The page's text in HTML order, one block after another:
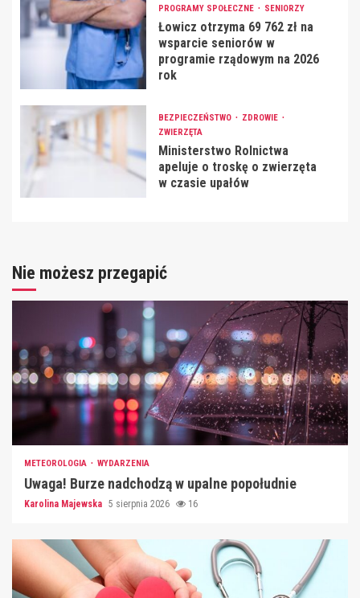
PROGRAMY SPOŁECZNE SENIORZY
Łowicz otrzyma 69 762 zł na
wsparcie seniorów w
programie rządowym na 2026
rok
BEZPIECZEŃSTWO
ZDROWIE
ZWIERZĘTA
Ministerstwo Rolnictwa
apeluje o troskę o zwierzęta
w czasie upałów
Nie możesz przegapić
METEOROLOGIA WYDARZENIA
Uwaga! Burze nadchodzą w upalne popołudnie
Karolina Majewska 5 sierpnia 2026 16